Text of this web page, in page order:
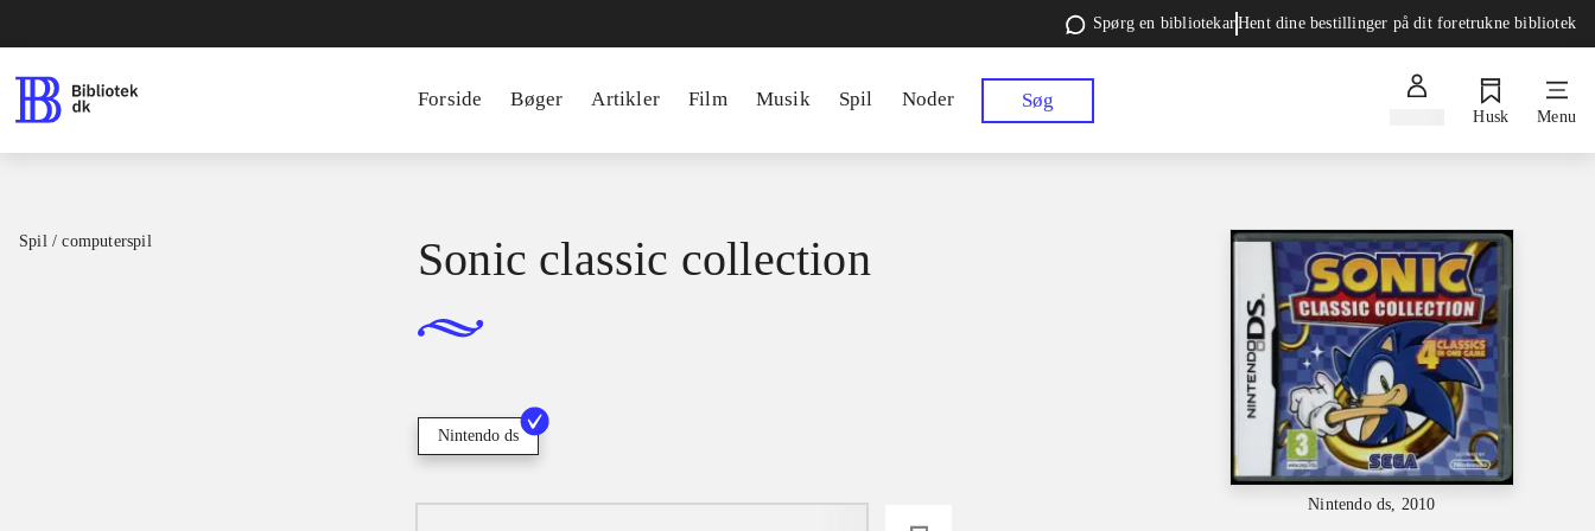
Spørg en bibliotekarHent dine bestillinger på dit foretrukne bibliotek
Forside Bøger Artikler Film Musik Spil Noder Søg
Husk Menu
Spil / computerspil
Nintendo ds, 2010
Sonic classic collection
Nintendo ds